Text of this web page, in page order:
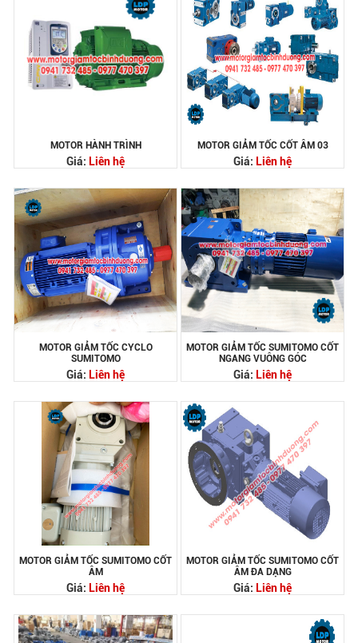
MOTOR HÀNH TRÌNH
Giá: Liên hệ
MOTOR GIẢM TỐC CỐT ÂM 03
Giá: Liên hệ
MOTOR GIẢM TỐC CYCLO
SUMITOMO
Giá: Liên hệ
MOTOR GIẢM TỐC SUMITOMO CỐT
NGANG VUÔNG GÓC
Giá: Liên hệ
MOTOR GIẢM TỐC SUMITOMO CỐT
ÂM
Giá: Liên hệ
MOTOR GIẢM TỐC SUMITOMO CỐT
ÂM ĐA DẠNG
Giá: Liên hệ